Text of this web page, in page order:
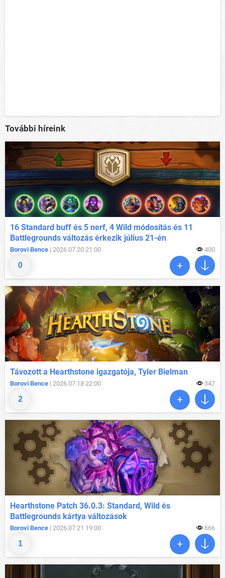
További híreink
0
16 Standard buff és 5 nerf, 4 Wild módosítás és 11
Battlegrounds változás érkezik július 21-én
Borovi Bence | 2026.07.20 21:00 400
2
Távozott a Hearthstone igazgatója, Tyler Bielman
Borovi Bence | 2026.07.18 22:00 347
1
Hearthstone Patch 36.0.3: Standard, Wild és
Battlegrounds kártya változások
Borovi Bence | 2026.07.21 19:00 666